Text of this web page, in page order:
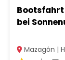
bei
Mazagón |